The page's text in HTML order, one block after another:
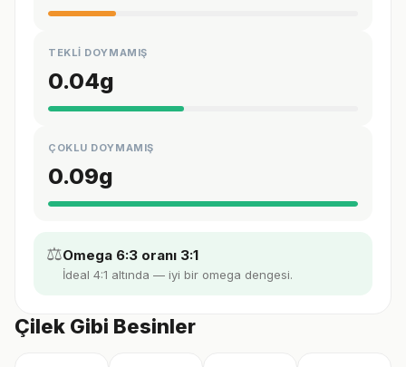
TEKLİ DOYMAMIŞ
0.04g
ÇOKLU DOYMAMIŞ
0.09g
⚖️Omega 6:3 oranı 3:1
İdeal 4:1 altında — iyi bir omega dengesi.
Çilek Gibi Besinler